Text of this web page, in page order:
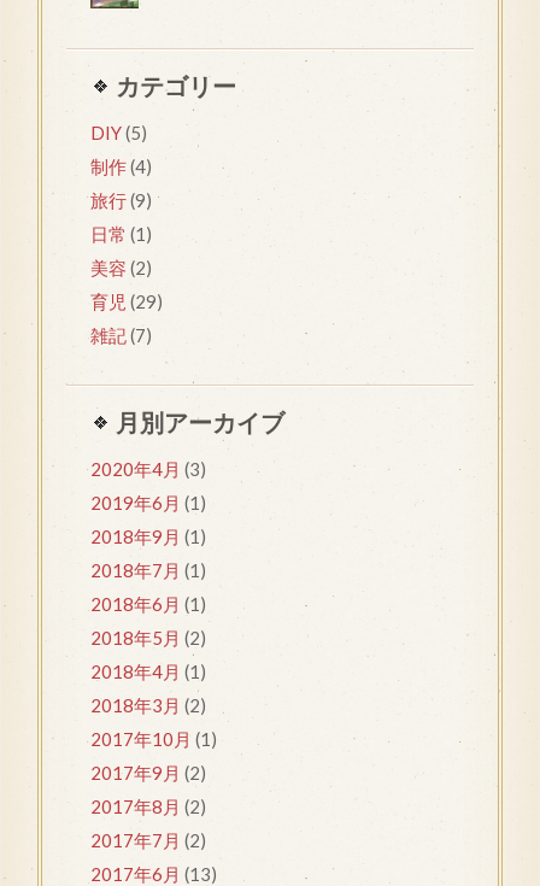
カテゴリー
DIY(5)
制作(4)
旅行(9)
日常 (1)
美容 (2)
育児 (29)
雑記(7)
月別アーカイブ
2020年4月 (3)
2019年6月 (1)
2018年9月 (1)
2018年7月 (1)
2018年6月 (1)
2018年5月 (2)
2018年4月 (1)
2018年3月 (2)
2017年10月 (1)
2017年9月 (2)
2017年8月 (2)
2017年7月 (2)
2017年6月 (13)